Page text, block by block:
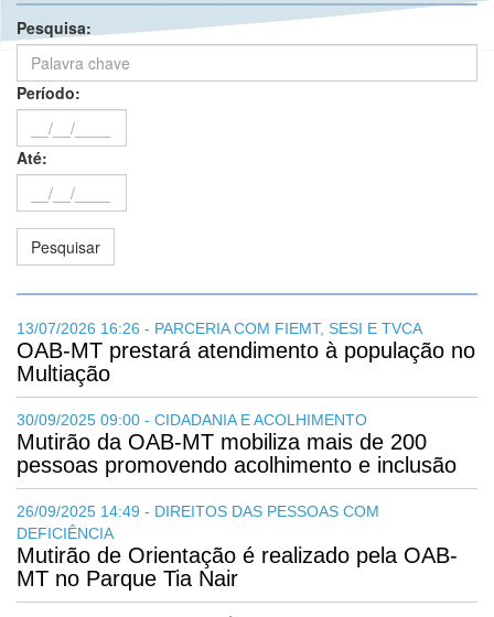
Pesquisa:
Período:
Até:
13/07/2026 16:26 - PARCERIA COM FIEMT, SESI E TVCA
OAB-MT prestará atendimento à população no
Multiação
30/09/2025 09:00 - CIDADANIA E ACOLHIMENTO
Mutirão da OAB-MT mobiliza mais de 200
pessoas promovendo acolhimento e inclusão
26/09/2025 14:49 - DIREITOS DAS PESSOAS COM
DEFICIÊNCIA
Mutirão de Orientação é realizado pela OAB-
MT no Parque Tia Nair